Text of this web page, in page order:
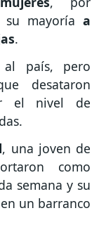
mayoría a
.
al país, pero
desataron
el nivel de
, una joven de
como
semana y su
un barranco